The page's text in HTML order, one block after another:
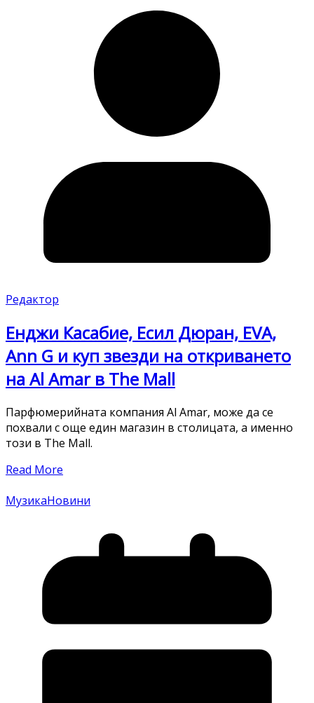
Редактор
Енджи Касабие, Есил Дюран, EVA,
Ann G и куп звезди на откриването
на Al Amar в The Mall
Парфюмерийната компания Al Amar, може да се
похвали с още един магазин в столицата, а именно
този в The Mall.
Read More
МузикаНовини